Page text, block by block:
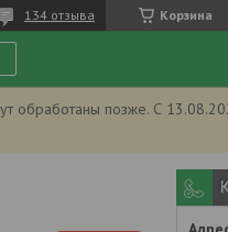
Корзина
134 отзыва
обработаны позже. С